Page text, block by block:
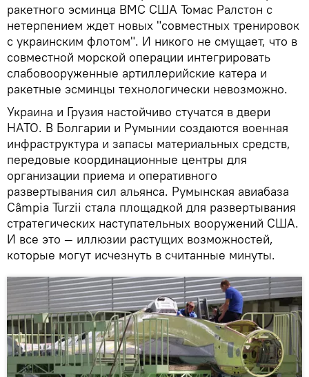
ракетного эсминца ВМС США Томас Ралстон с
нетерпением ждет новых "совместных тренировок
с украинским флотом". И никого не смущает, что в
совместной морской операции интегрировать
слабовооруженные артиллерийские катера и
ракетные эсминцы технологически невозможно.
Украина и Грузия настойчиво стучатся в двери
НАТО. В Болгарии и Румынии создаются военная
инфраструктура и запасы материальных средств,
передовые координационные центры для
организации приема и оперативного
развертывания сил альянса. Румынская авиабаза
Câmpia Turzii стала площадкой для развертывания
стратегических наступательных вооружений США.
И все это — иллюзии растущих возможностей,
которые могут исчезнуть в считанные минуты.